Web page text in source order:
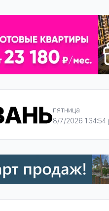
пятница
8/7/2026 1:34:55